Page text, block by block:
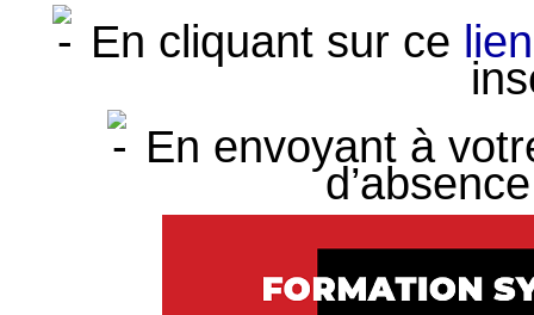
En cliquant sur ce lien
En envoyant à